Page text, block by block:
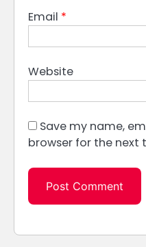
Email *
Website
Save my name,
browser for the next